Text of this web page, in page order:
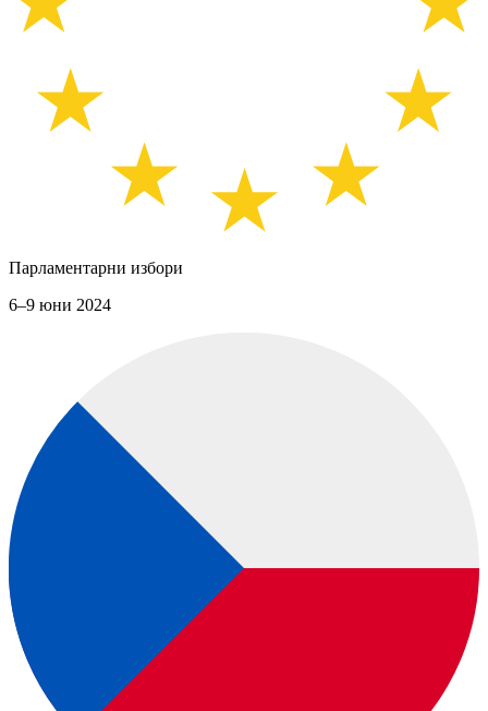
Парламентарни избори
6–9 юни 2024